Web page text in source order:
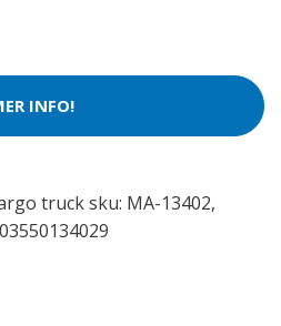
INFO!
truck sku: MA-13402,